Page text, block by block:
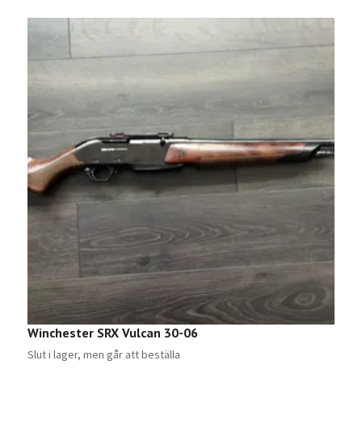
Winchester SRX Vulcan 30-06
Slut i lager, men går att beställa